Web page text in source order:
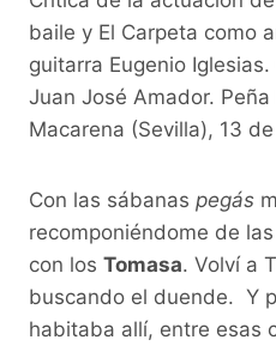
baile y El Carpeta como
guitarra Eugenio
Juan José Amador.
Macarena (Sevilla), 13
Con las sábanas pegás
recomponiéndome de las
con los Tomasa. Volví a
buscando el duende. Y
habitaba allí, entre esas